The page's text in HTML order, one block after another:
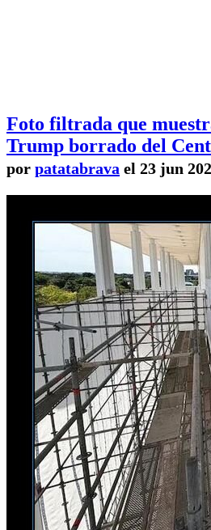
Foto filtrada que
Trump borrado del
por patatabrava el 23 jun